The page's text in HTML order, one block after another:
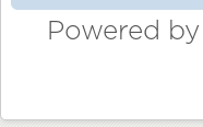
Powered by